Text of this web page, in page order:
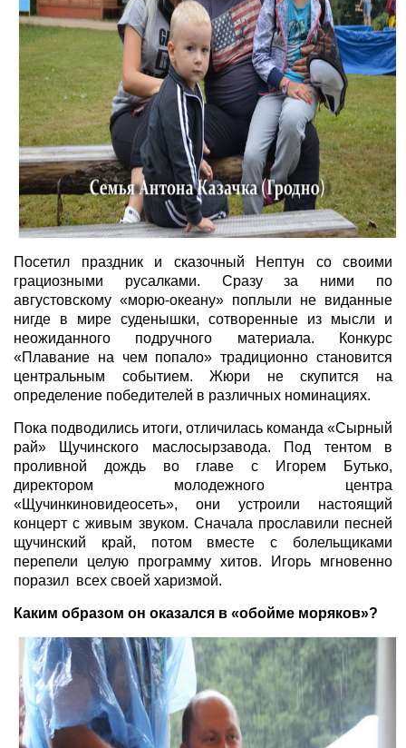
Посетил праздник и сказочный Нептун со своими
грациозными русалками. Сразу за ними по
августовскому «морю-океану» поплыли не виданные
нигде в мире суденышки, сотворенные из мысли и
неожиданного подручного материала. Конкурс
«Плавание на чем попало» традиционно становится
центральным событием. Жюри не скупится на
определение победителей в различных номинациях.
Пока подводились итоги, отличилась команда «Сырный
рай» Щучинского маслосырзавода. Под тентом в
проливной дождь во главе с Игорем Бутько,
директором молодежного центра
«Щучинкиновидеосеть», они устроили настоящий
концерт с живым звуком. Сначала прославили песней
щучинский край, потом вместе с болельщиками
перепели целую программу хитов. Игорь мгновенно
поразил всех своей харизмой.
Каким образом он оказался в «обойме моряков»?